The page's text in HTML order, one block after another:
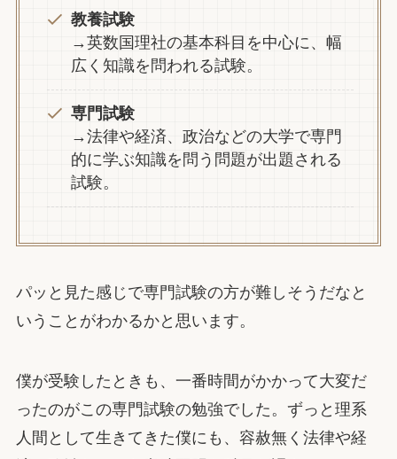
教養試験
→英数国理社の基本科目を中心に、幅
広く知識を問われる試験。
専門試験
→法律や経済、政治などの大学で専門
的に学ぶ知識を問う問題が出題される
試験。
パッと見た感じで専門試験の方が難しそうだなと
いうことがわかるかと思います。
僕が受験したときも、一番時間がかかって大変だ
ったのがこの専門試験の勉強でした。ずっと理系
人間として生きてきた僕にも、容赦無く法律や経